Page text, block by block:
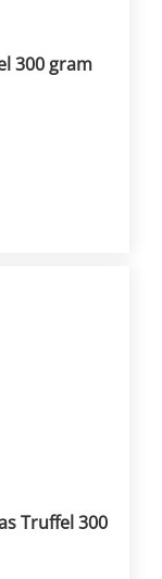
300 gram
Truffel 300